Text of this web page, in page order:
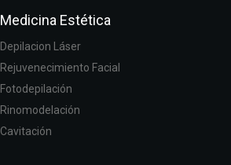
Medicina Estética
Depilacion Láser
Rejuvenecimiento Facial
Fotodepilación
Rinomodelación
Cavitación